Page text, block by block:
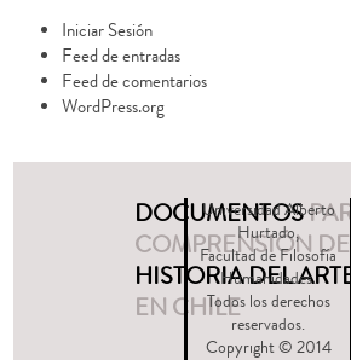
Iniciar Sesión
Feed de entradas
Feed de comentarios
WordPress.org
DOCUMENTOS
COMPRENSIÓN
HISTORIA DEL
EN CHILE
Universidad Alberto
Hurtado,
Facultad de Filosofía
Humanidades.
Todos los derechos
reservados.
Copyright © 2014